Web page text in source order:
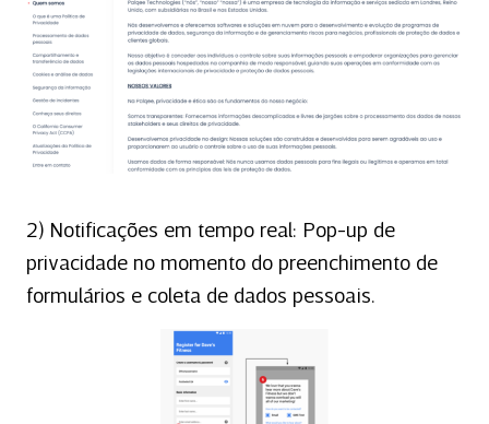
2) Notificações em tempo real: Pop-up de
privacidade no momento do preenchimento de
formulários e coleta de dados pessoais.